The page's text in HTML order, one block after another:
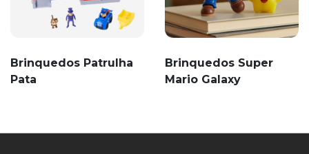
Brinquedos Patrulha
Pata
Brinquedos Super
Mario Galaxy